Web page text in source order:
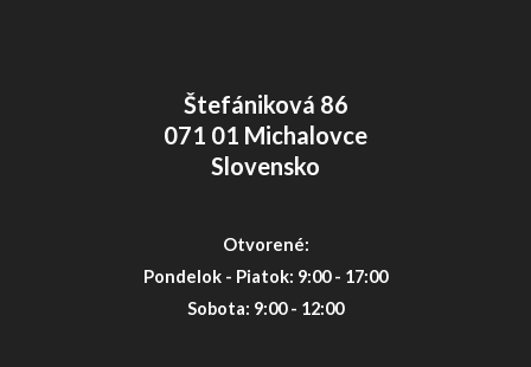
Štefániková 86
071 01 Michalovce
Slovensko
Otvorené:
Pondelok - Piatok: 9:00 - 17:00
Sobota: 9:00 - 12:00